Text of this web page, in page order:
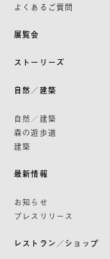
よくあるご質問
展覧会
ストーリーズ
自然／建築
自然／建築
森の遊歩道
建築
最新情報
お知らせ
プレスリリース
レストラン／ショップ